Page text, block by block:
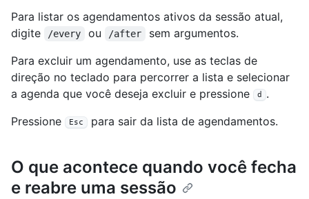
Para listar os agendamentos ativos da sessão atual,
digite
/every ou /after
sem argumentos.
Para excluir um agendamento, use as teclas de
direção no teclado para percorrer a lista e selecionar
a agenda que você deseja excluir e pressione
d
.
Pressione
Esc para sair da lista de agendamentos.
O que acontece quando você fecha
e reabre uma sessão